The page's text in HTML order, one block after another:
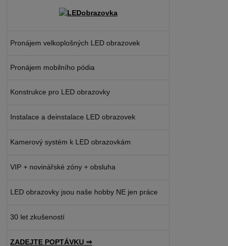
Pronájem velkoplošných LED obrazovek
Pronájem mobilního pódia
Konstrukce pro LED obrazovky
Instalace a deinstalace LED obrazovek
Kamerový systém k LED obrazovkám
VIP + novinářské zóny + obsluha
LED obrazovky jsou naše hobby NE jen práce
30 let zkušeností
ZADEJTE POPTÁVKU ⇒